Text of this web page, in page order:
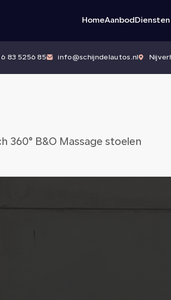
HomeAanbod Diensten
6 83 5256 85 info@schijndelautos.nl
360° B&O Massage stoelen